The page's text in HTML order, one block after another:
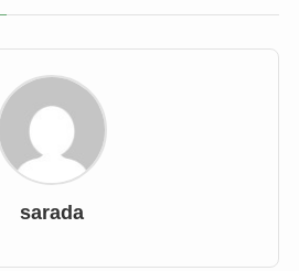
sarada